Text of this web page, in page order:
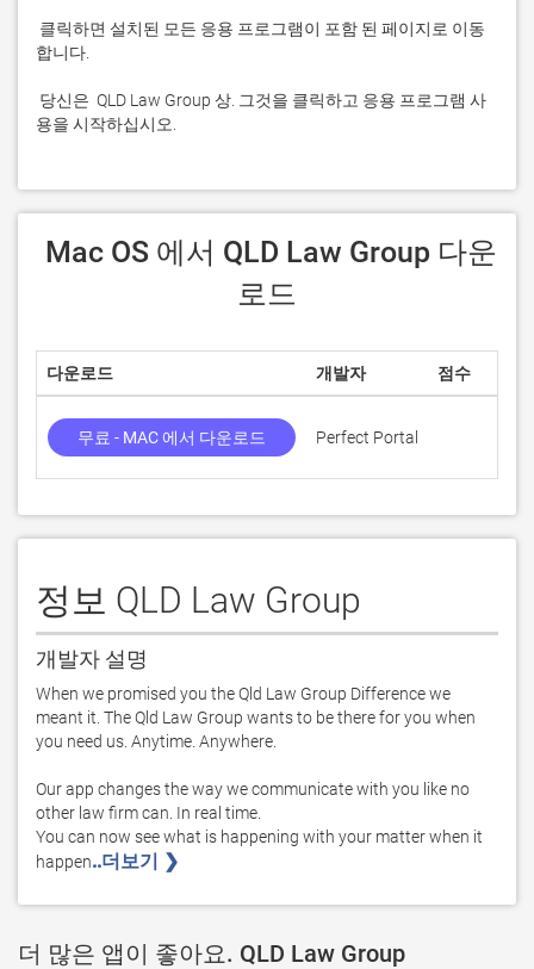
용을 시작하십시오.
로드
다운로드 개발자 점수
무료 - MAC 에서 다운로드 Perfect Portal
정보 QLD Law Group
개발자 설명
When we promised you the Qld Law Group Difference we
meant it. The Qld Law Group wants to be there for you when
you need us. Anytime. Anywhere.
Our app changes the way we communicate with you like no
other law firm can. In real time.
You can now see what is happening with your matter when it
happen..더보기 ❯
더 많은 앱이 좋아요. QLD Law Group